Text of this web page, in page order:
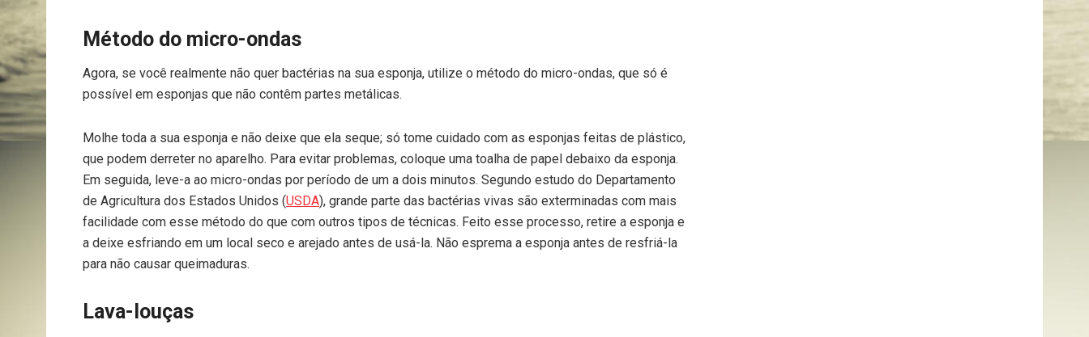
Método do micro-ondas
Agora, se você realmente não quer bactérias na sua esponja, utilize o método do micro-ondas, que só é
possível em esponjas que não contêm partes metálicas.
Molhe toda a sua esponja e não deixe que ela seque; só tome cuidado com as esponjas feitas de plástico,
que podem derreter no aparelho. Para evitar problemas, coloque uma toalha de papel debaixo da esponja.
Em seguida, leve-a ao micro-ondas por período de um a dois minutos. Segundo estudo do Departamento
de Agricultura dos Estados Unidos (USDA), grande parte das bactérias vivas são exterminadas com mais
facilidade com esse método do que com outros tipos de técnicas. Feito esse processo, retire a esponja e
a deixe esfriando em um local seco e arejado antes de usá-la. Não esprema a esponja antes de resfriá-la
para não causar queimaduras.
Lava-louças